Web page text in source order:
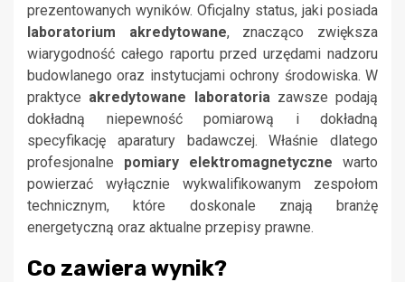
prezentowanych wyników. Oficjalny status, jaki posiada
laboratorium akredytowane, znacząco zwiększa
wiarygodność całego raportu przed urzędami nadzoru
budowlanego oraz instytucjami ochrony środowiska. W
praktyce akredytowane laboratoriazawsze podają
dokładną niepewność pomiarową i dokładną
specyfikację aparatury badawczej. Właśnie dlatego
profesjonalne pomiary elektromagnetyczne warto
powierzać wyłącznie wykwalifikowanym zespołom
technicznym, które doskonale znają branżę
energetyczną oraz aktualne przepisy prawne.
Co zawiera wynik?